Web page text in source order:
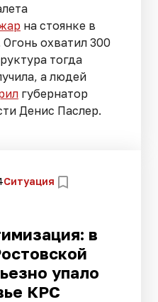
на стоянке в
охватил 300
тогда
а людей
губернатор
Денис Паслер.
Ситуация
в
упало
КРС